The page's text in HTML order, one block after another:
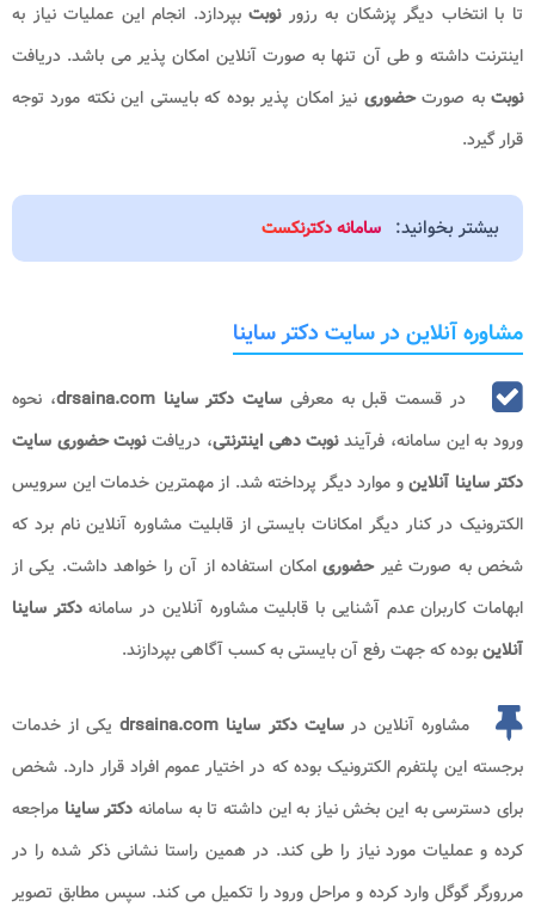
تا با انتخاب دیگر پزشکان به رزورنوبتبپردازد. انجام این عملیات نیاز به
اینترنت داشته و طی آن تنها به صورت آنلاین امکان پذیر می باشد. دریافت
نوبتبه صورتحضوری نیز امکان پذیر بوده که بایستی این نکته مورد توجه
قرار گیرد.
بیشتر بخوانید: سامانه دکترنکست
مشاوره آنلاین در سایت دکتر ساینا
در قسمت قبل به معرفی سایت دکتر ساینا drsaina.com
، نحوه
ورود به این سامانه، فرآیندنوبت دهی اینترنتی، دریافتنوبت حضوری سایت
دکتر ساینا​ آنلاینو موارد دیگر پرداخته شد. از مهمترین خدمات این سرویس
الکترونیک در کنار دیگر امکانات بایستی از قابلیت مشاوره آنلاین نام برد که
شخص به صورت غیرحضوریامکان استفاده از آن را خواهد داشت. یکی از
ابهامات کاربران عدم آشنایی با قابلیت مشاوره آنلاین در سامانهدکتر ساینا
آنلاینبوده که جهت رفع آن بایستی به کسب آگاهی بپردازند.
مشاوره آنلاین درسایت دکتر ساینا drsaina.com
یکی از خدمات
برجسته این پلتفرم الکترونیک بوده که در اختیار عموم افراد قرار دارد. شخص
برای دسترسی به این بخش نیاز به این داشته تا به سامانه دکتر ساینا مراجعه
کرده و عملیات مورد نیاز را طی کند. در همین راستا نشانی ذکر شده را در
مررورگر گوگل وارد کرده و مراحل ورود را تکمیل می کند. سپس مطابق تصویر